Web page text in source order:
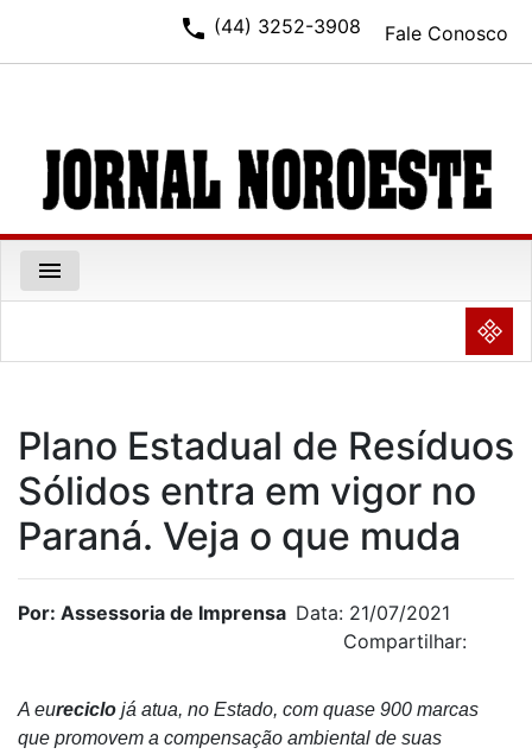
Fale Conosco
phone (44) 3252-3908
menu
NULL
Plano Estadual de Resíduos
Sólidos entra em vigor no
Paraná. Veja o que muda
Por: Assessoria de Imprensa Data: 21/07/2021
Compartilhar:
A eureciclo já atua, no Estado, com quase 900 marcas
que promovem a compensação ambiental de suas